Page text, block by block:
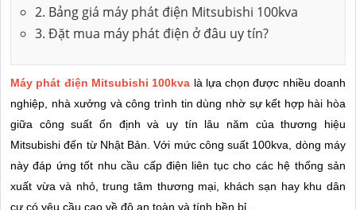
2. Bảng giá máy phát điện Mitsubishi 100kva
3. Đặt mua máy phát điện ở đâu uy tín?
Máy phát điện Mitsubishi 100kva là lựa chọn được nhiều doanh
nghiệp, nhà xưởng và công trình tin dùng nhờ sự kết hợp hài hòa
giữa công suất ổn định và uy tín lâu năm của thương hiệu
Mitsubishi đến từ Nhật Bản. Với mức công suất 100kva, dòng máy
này đáp ứng tốt nhu cầu cấp điện liên tục cho các hệ thống sản
xuất vừa và nhỏ, trung tâm thương mại, khách sạn hay khu dân
cư có yêu cầu cao về độ an toàn và tính bền bỉ.